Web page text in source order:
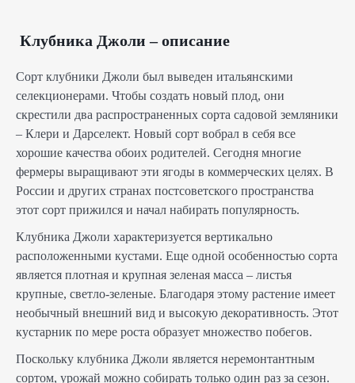
Клубника Джоли – описание
Сорт клубники Джоли был выведен итальянскими
селекционерами. Чтобы создать новый плод, они
скрестили два распространенных сорта садовой земляники
– Клери и Дарселект. Новый сорт вобрал в себя все
хорошие качества обоих родителей. Сегодня многие
фермеры выращивают эти ягоды в коммерческих целях. В
России и других странах постсоветского пространства
этот сорт прижился и начал набирать популярность.
Клубника Джоли характеризуется вертикально
расположенными кустами. Еще одной особенностью сорта
является плотная и крупная зеленая масса – листья
крупные, светло-зеленые. Благодаря этому растение имеет
необычный внешний вид и высокую декоративность. Этот
кустарник по мере роста образует множество побегов.
Поскольку клубника Джоли является неремонтантным
сортом, урожай можно собирать только один раз за сезон.